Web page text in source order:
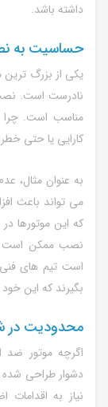
داشته باشد.
حساسیت به
یکی از بزرگ
نادرست است. نصب
مناسب است. چرا
کارایی یا حتی
به عنوان مثال،
می تواند باعث
که این موتورها
نصب ممکن است
است تیم های
بگیرند که این
محدودیت در
دشوار طراحی
نیاز به اقدامات